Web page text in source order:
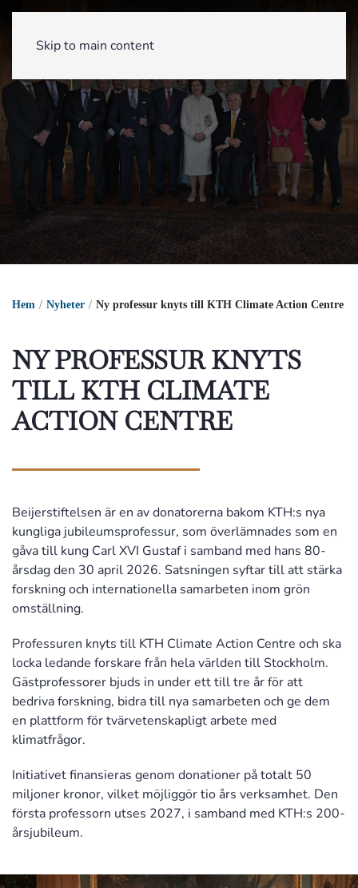
Skip to main content
Hem Nyheter Ny professur knyts till KTH Climate Action Centre
NY PROFESSUR KNYTS
TILL KTH CLIMATE
ACTION CENTRE
Beijerstiftelsen är en av donatorerna bakom KTH:s nya
kungliga jubileumsprofessur, som överlämnades som en
gåva till kung Carl XVI Gustaf i samband med hans 80-
årsdag den 30 april 2026. Satsningen syftar till att stärka
forskning och internationella samarbeten inom grön
omställning.
Professuren knyts till KTH Climate Action Centre och ska
locka ledande forskare från hela världen till Stockholm.
Gästprofessorer bjuds in under ett till tre år för att
bedriva forskning, bidra till nya samarbeten och ge dem
en plattform för tvärvetenskapligt arbete med
klimatfrågor.
Initiativet finansieras genom donationer på totalt 50
miljoner kronor, vilket möjliggör tio års verksamhet. Den
första professorn utses 2027, i samband med KTH:s 200-
årsjubileum.